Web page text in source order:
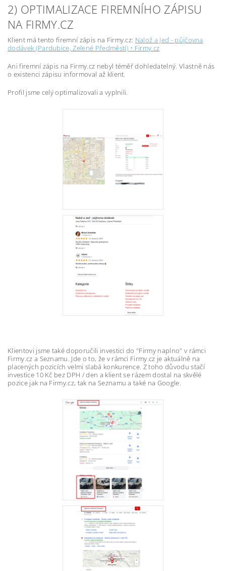
2) OPTIMALIZACE FIREMNÍHO ZÁPISU
NA FIRMY.CZ
Klient má tento firemní zápis na Firmy.cz: Nalož a Jeď - půjčovna
dodávek (Pardubice, Zelené Předměstí) • Firmy.cz
Ani firemní zápis na Firmy.cz nebyl téměř dohledatelný. Vlastně nás
o existenci zápisu informoval až klient.
Profil jsme celý optimalizovali a vyplnili.
Klientovi jsme také doporučili investici do "Firmy naplno" v rámci
Firmy.cz a Seznamu. Jde o to, že v rámci Firmy.cz je aktuálně na
placených pozicích velmi slabá konkurence. Z toho důvodu stačí
investice 10 Kč bez DPH / den a klient se rázem dostal na skvělé
pozice jak na Firmy.cz, tak na Seznamu a také na Google.